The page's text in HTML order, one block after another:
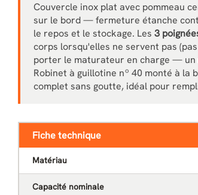
Couvercle inox plat avec pommeau
sur le bord — fermeture étanche
le repos et le stockage. Les 3
corps lorsqu'elles ne servent pas
porter le maturateur en charge — un
Robinet à guillotine nº 40 monté à
complet sans goutte, idéal pour
Fiche technique
Matériau
Capacité nominale